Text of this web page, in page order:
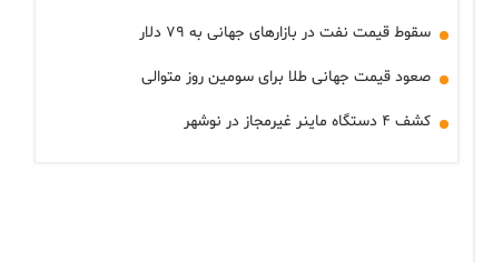
سقوط قیمت نفت در بازارهای جهانی به ۷۹ دلار
صعود قیمت جهانی طلا برای سومین روز متوالی
کشف ۴ دستگاه ماینر غیرمجاز در نوشهر